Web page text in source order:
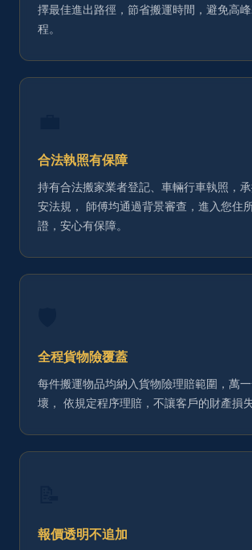
擇最佳進出路徑，節省搬運時間，避免高
程。
合法執照有保障
持有合法搬家業者登記、車輛行車執照，
安法規， 師傅均通過背景審查，進入您住
證，安心有保障。
全程貨物險覆蓋
每件搬運物品均納入貨物險理賠範圍，萬
壞， 依規定程序理賠，不讓客戶的財產損
報價透明不追加